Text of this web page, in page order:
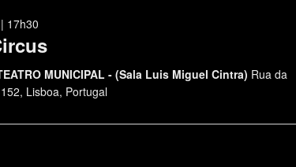
17h30
MUNICIPAL - (Sala Luis Miguel Cintra) Rua da
Lisboa, Portugal